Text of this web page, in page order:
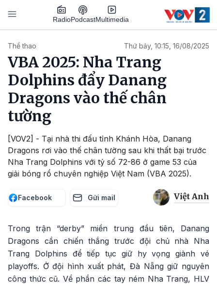
Nhảy đến nội dung
RadioPodcastMultimedia
Thể thao Thứ bảy, 10:15, 16/08/2025
VBA 2025: Nha Trang
Dolphins đẩy Danang
Dragons vào thế chân
tường
[VOV2] - Tại nhà thi đấu tỉnh Khánh Hòa, Danang
Dragons rơi vào thế chân tường sau khi thất bại trước
Nha Trang Dolphins với tỷ số 72-86 ở game 53 của
giải bóng rổ chuyên nghiệp Việt Nam (VBA 2025).
Facebook Gửi mail Việt Anh
Trong trận “derby” miền trung đầu tiên, Danang
Dragons cần chiến thắng trước đội chủ nhà Nha
Trang Dolphins để tiếp tục giữ hy vọng giành vé
playoffs. Ở đội hình xuất phát, Đà Nẵng giữ nguyên
công thức cũ. Về phần các tay ném Nha Trang, HLV